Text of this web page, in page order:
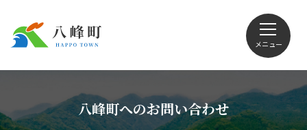
メニュー
八峰町へのお問い合わせ